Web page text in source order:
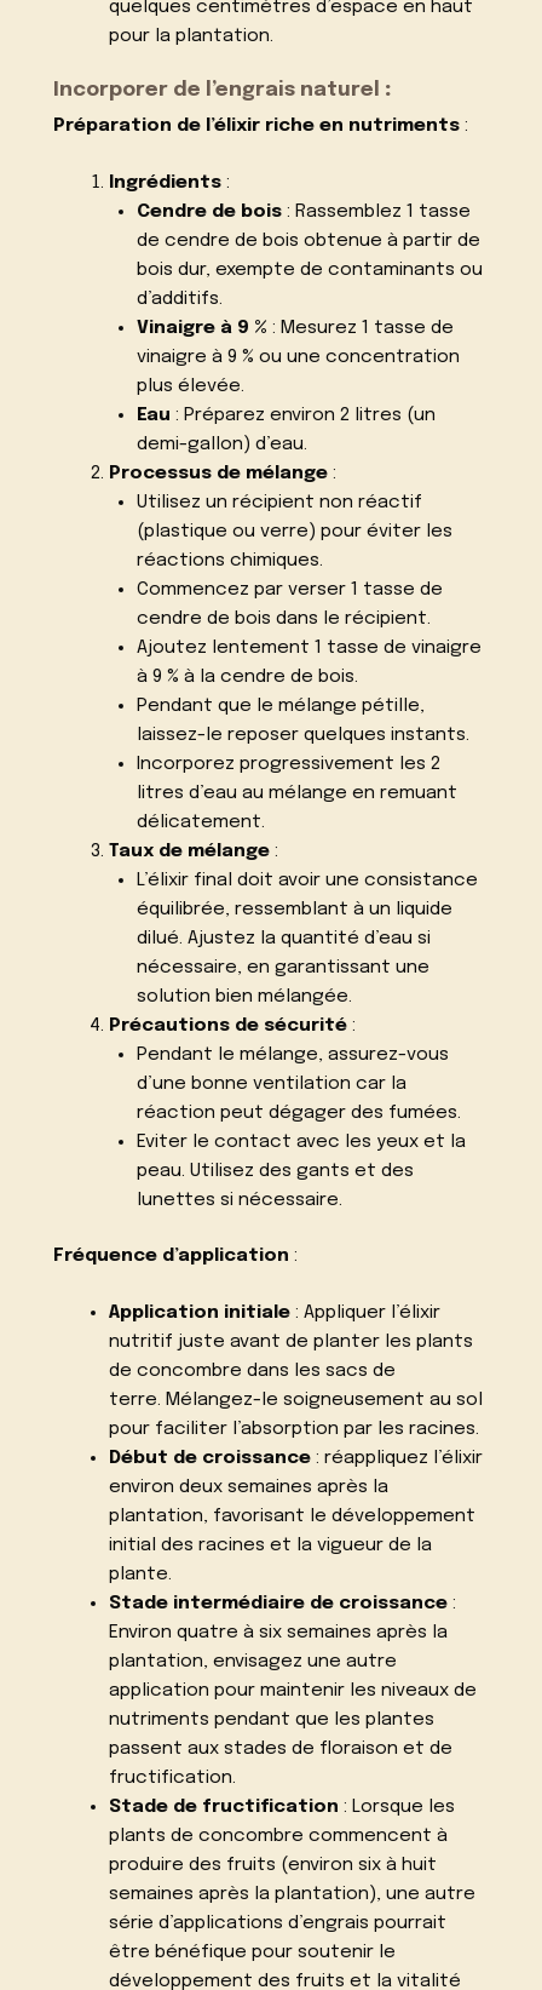
quelques centimètres d’espace en haut
pour la plantation.
Incorporer de l’engrais naturel :
Préparation de l’élixir riche en nutriments :
Ingrédients:
Cendre de bois: Rassemblez 1 tasse
de cendre de bois obtenue à partir de
bois dur, exempte de contaminants ou
d’additifs.
Vinaigre à 9 % : Mesurez 1 tasse de
vinaigre à 9 % ou une concentration
plus élevée.
Eau : Préparez environ 2 litres (un
demi-gallon) d’eau.
Processus de mélange:
Utilisez un récipient non réactif
(plastique ou verre) pour éviter les
réactions chimiques.
Commencez par verser 1 tasse de
cendre de bois dans le récipient.
Ajoutez lentement 1 tasse de vinaigre
à 9 % à la cendre de bois.
Pendant que le mélange pétille,
laissez-le reposer quelques instants.
Incorporez progressivement les 2
litres d’eau au mélange en remuant
délicatement.
Taux de mélange:
L’élixir final doit avoir une consistance
équilibrée, ressemblant à un liquide
dilué. Ajustez la quantité d’eau si
nécessaire, en garantissant une
solution bien mélangée.
Précautions de sécurité:
Pendant le mélange, assurez-vous
d’une bonne ventilation car la
réaction peut dégager des fumées.
Eviter le contact avec les yeux et la
peau. Utilisez des gants et des
lunettes si nécessaire.
Fréquence d’application :
Application initiale: Appliquer l’élixir
nutritif juste avant de planter les plants
de concombre dans les sacs de
terre. Mélangez-le soigneusement au sol
pour faciliter l’absorption par les racines.
Début de croissance: réappliquez l’élixir
environ deux semaines après la
plantation, favorisant le développement
initial des racines et la vigueur de la
plante.
Stade intermédiaire de croissance:
Environ quatre à six semaines après la
plantation, envisagez une autre
application pour maintenir les niveaux de
nutriments pendant que les plantes
passent aux stades de floraison et de
fructification.
Stade de fructification : Lorsque les
plants de concombre commencent à
produire des fruits (environ six à huit
semaines après la plantation), une autre
série d’applications d’engrais pourrait
être bénéfique pour soutenir le
développement des fruits et la vitalité